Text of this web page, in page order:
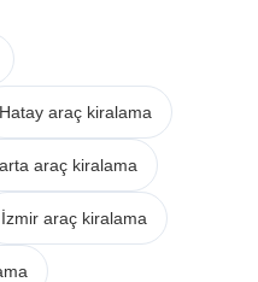
Hatay araç kiralama
araç kiralama
İzmir araç kiralama